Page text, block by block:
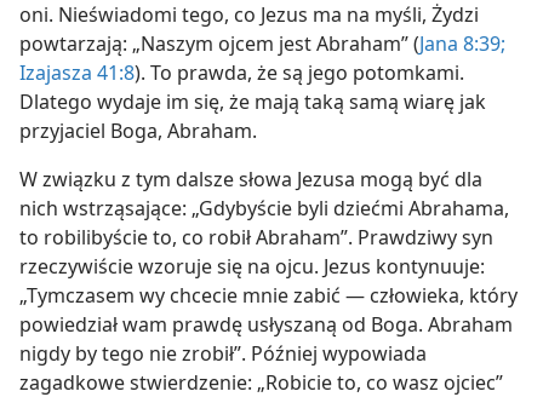
oni. Nieświadomi tego, co Jezus ma na myśli, Żydzi
powtarzają: „Naszym ojcem jest Abraham” (Jana 8:39;
Izajasza 41:8). To prawda, że są jego potomkami.
Dlatego wydaje im się, że mają taką samą wiarę jak
przyjaciel Boga, Abraham.
W związku z tym dalsze słowa Jezusa mogą być dla
nich wstrząsające: „Gdybyście byli dziećmi Abrahama,
to robilibyście to, co robił Abraham”. Prawdziwy syn
rzeczywiście wzoruje się na ojcu. Jezus kontynuuje:
„Tymczasem wy chcecie mnie zabić — człowieka, który
powiedział wam prawdę usłyszaną od Boga. Abraham
nigdy by tego nie zrobił”. Później wypowiada
zagadkowe stwierdzenie: „Robicie to, co wasz ojciec”